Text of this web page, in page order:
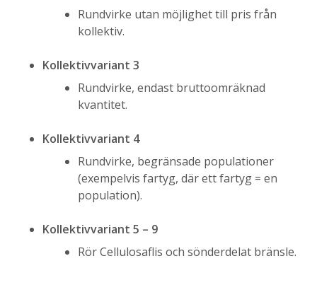
Rundvirke utan möjlighet till pris från
kollektiv.
Kollektivvariant 3
Rundvirke, endast bruttoomräknad
kvantitet.
Kollektivvariant 4
Rundvirke, begränsade populationer
(exempelvis fartyg, där ett fartyg = en
population).
Kollektivvariant 5 – 9
Rör Cellulosaflis och sönderdelat bränsle.